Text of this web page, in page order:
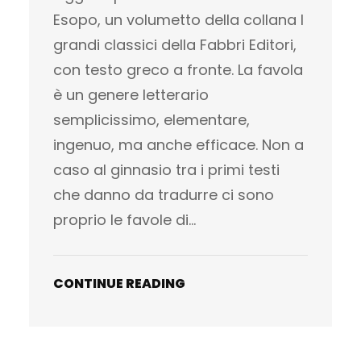
Esopo, un volumetto della collana I
grandi classici della Fabbri Editori,
con testo greco a fronte. La favola
è un genere letterario
semplicissimo, elementare,
ingenuo, ma anche efficace. Non a
caso al ginnasio tra i primi testi
che danno da tradurre ci sono
proprio le favole di…
CONTINUE READING